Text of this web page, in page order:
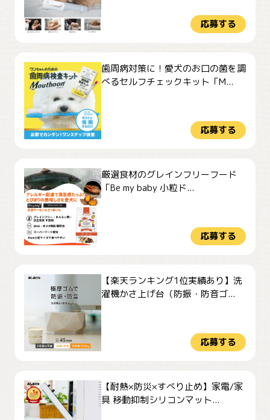
応募する
歯周病対策に！愛犬のお口の菌を調
べるセルフチェックキット「M...
応募する
厳選食材のグレインフリーフード
「Be my baby 小粒ド...
応募する
【楽天ランキング1位実績あり】洗
濯機かさ上げ台（防振・防音ゴ...
応募する
【耐熱×防災×すべり止め】家電/家
具 移動抑制シリコンマット...